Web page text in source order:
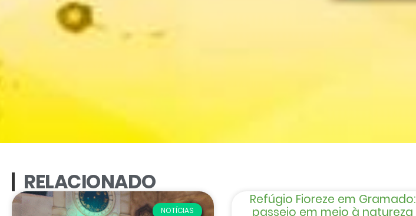
RELACIONADO
NOTÍCIAS
Refúgio Fioreze em Gramado:
passeio em meio à natureza